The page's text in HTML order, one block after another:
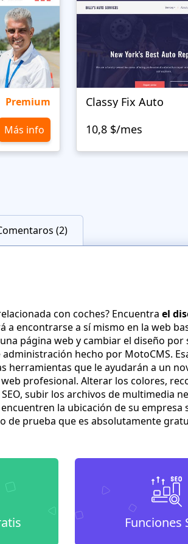
Premium
Más info
Classy Fix Auto
10,8 $/mes
(2)
con coches? Encuentra el
a encontrarse a sí mismo en la web
página web y cambiar el diseño
hecho por MotoCMS.
herramientas que le ayudarán a un
profesional. Alterar los colores,
subir los archivos de multimedia
la ubicación de su
de prueba que es absolutamente
Funciones